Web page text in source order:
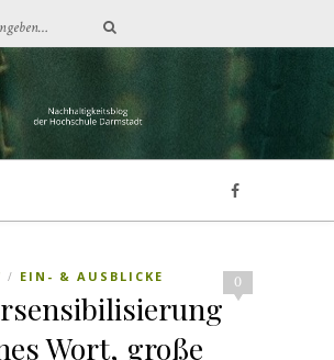
0
/ EIN- & AUSBLICKE
Wort, große